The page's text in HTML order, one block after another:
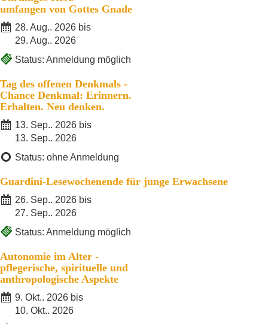
umfangen von Gottes Gnade
28. Aug.. 2026 bis
29. Aug.. 2026
Status: Anmeldung möglich
Tag des offenen Denkmals -
Chance Denkmal: Erinnern.
Erhalten. Neu denken.
13. Sep.. 2026 bis
13. Sep.. 2026
Status: ohne Anmeldung
Guardini-Lesewochenende für junge Erwachsene
26. Sep.. 2026 bis
27. Sep.. 2026
Status: Anmeldung möglich
Autonomie im Alter -
pflegerische, spirituelle und
anthropologische Aspekte
9. Okt.. 2026 bis
10. Okt.. 2026